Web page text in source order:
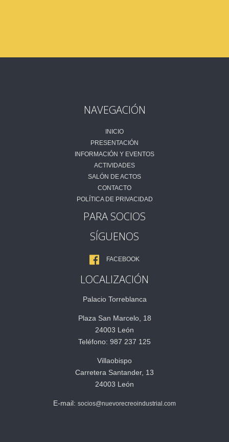
NAVEGACIÓN
INICIO
PRESENTACIÓN
INFORMACIÓN Y EVENTOS
ACTIVIDADES
SALÓN DE ACTOS
CONTACTO
POLÍTICA DE PRIVACIDAD
PARA SOCIOS
SÍGUENOS
FACEBOOK
LOCALIZACIÓN
Palacio Torreblanca
Plaza San Marcelo, 18
24003 León
Teléfono: 987 237 125
Villaobispo
Carretera Santander, 13
24003 León
E-mail: socios@nuevorecreoindustrial.com